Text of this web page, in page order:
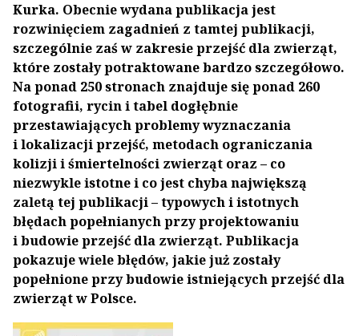
Kurka. Obecnie wydana publikacja jest
rozwinięciem zagadnień z tamtej publikacji,
szczególnie zaś w zakresie przejść dla zwierząt,
które zostały potraktowane bardzo szczegółowo.
Na ponad 250 stronach znajduje się ponad 260
fotografii, rycin i tabel dogłębnie
przestawiających problemy wyznaczania
i lokalizacji przejść, metodach ograniczania
kolizji i śmiertelności zwierząt oraz – co
niezwykle istotne i co jest chyba największą
zaletą tej publikacji – typowych i istotnych
błędach popełnianych przy projektowaniu
i budowie przejść dla zwierząt. Publikacja
pokazuje wiele błędów, jakie już zostały
popełnione przy budowie istniejących przejść dla
zwierząt w Polsce.